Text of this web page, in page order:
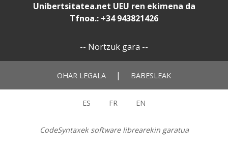
Unibertsitatea.net UEU ren ekimena da
Tfnoa.: +34 943821426
-- Nortzuk gara --
OHAR LEGALA | BABESLEAK
ES FR EN
CodeSyntaxek software librearekin garatua